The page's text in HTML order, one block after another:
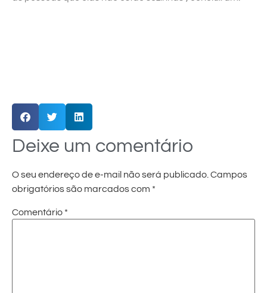
Deixe um comentário
O seu endereço de e-mail não será publicado. Campos
obrigatórios são marcados com *
Comentário *